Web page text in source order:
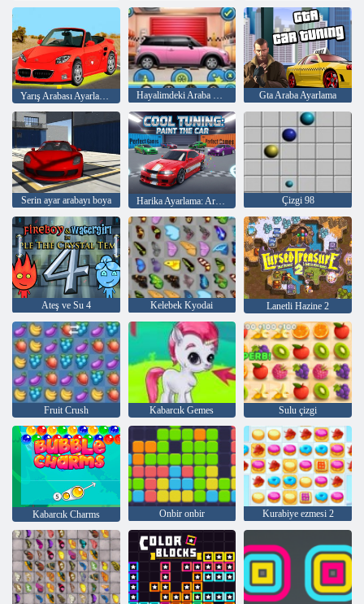
Yarış Arabası Ayarlama Değiştir Hayalimdeki Araba Makyajım Gta Araba Ayarlama
Serin ayar arabayı boya Harika Ayarlama: Arabayı Boya Çizgi 98
Ateş ve Su 4 Kelebek Kyodai Lanetli Hazine 2
Fruit Crush Kabarcık Gemes Sulu çizgi
Kabarcık Charms Onbir onbir Kurabiye ezmesi 2